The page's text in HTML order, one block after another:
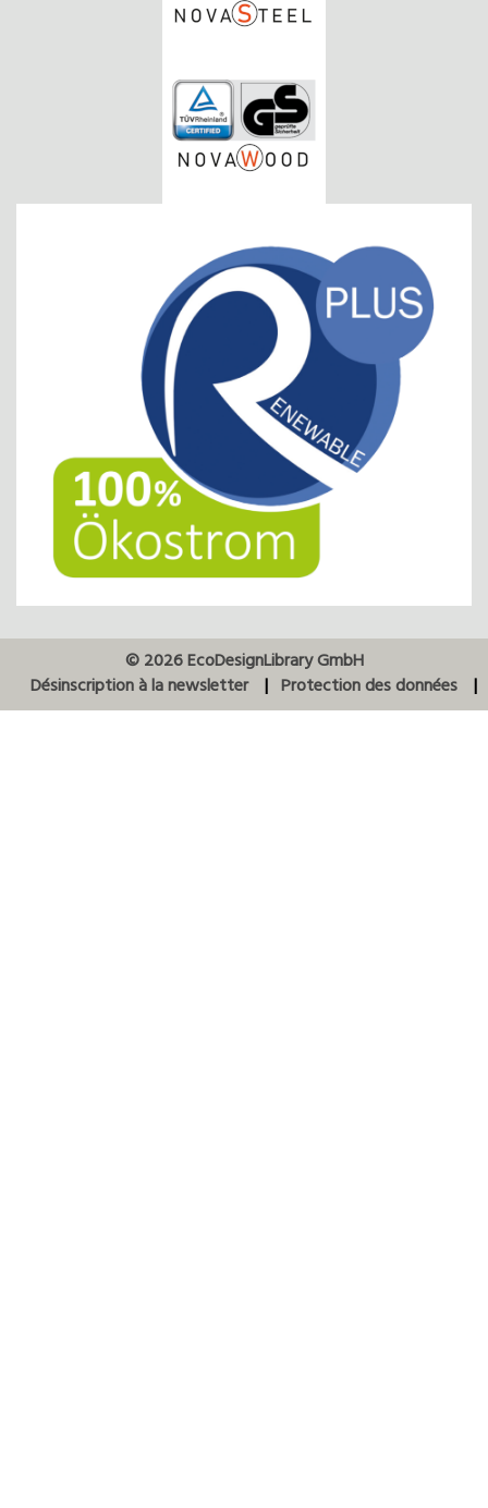
© 2026 EcoDesignLibrary GmbH
Désinscription à la newsletter
Protection des données